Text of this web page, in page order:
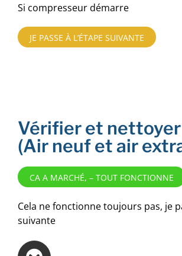
Si compresseur démarre
JE PASSE À L’ÉTAPE SUIVANTE
Vérifier et
(Air neuf et air
CA A MARCHÉ, – TOUT FONCTIONNE
Cela ne fonctionne toujours pas, je
suivante